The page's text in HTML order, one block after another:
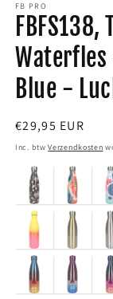
in
modaal
FB PRO
Blue -
Normale
prijs
€29,95 EUR
Inc. btwVerzendkosten